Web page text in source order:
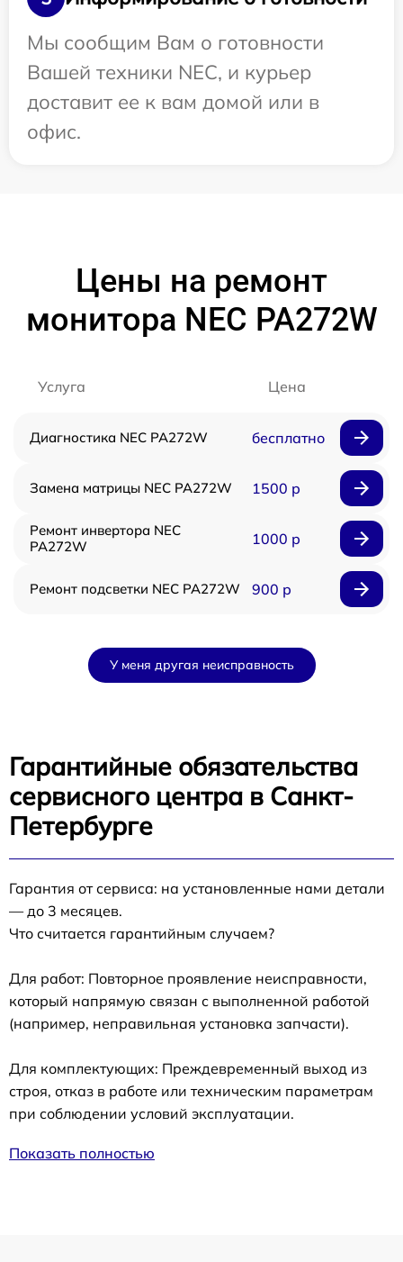
Мы сообщим Вам о готовности
Вашей техники NEC, и курьер
доставит ее к вам домой или в
офис.
Цены на ремонт
монитора NEC PA272W
Услуга Цена
Диагностика NEC PA272W бесплатно
Замена матрицы NEC PA272W 1500 р
Ремонт инвертора NEC
PA272W
1000 р
Ремонт подсветки NEC PA272W 900 р
У меня другая неисправность
Гарантийные обязательства
сервисного центра в Санкт-
Петербурге
Гарантия от сервиса: на установленные нами детали
— до 3 месяцев.
Что считается гарантийным случаем?
Для работ: Повторное проявление неисправности,
который напрямую связан с выполненной работой
(например, неправильная установка запчасти).
Для комплектующих: Преждевременный выход из
строя, отказ в работе или техническим параметрам
при соблюдении условий эксплуатации.
Показать полностью